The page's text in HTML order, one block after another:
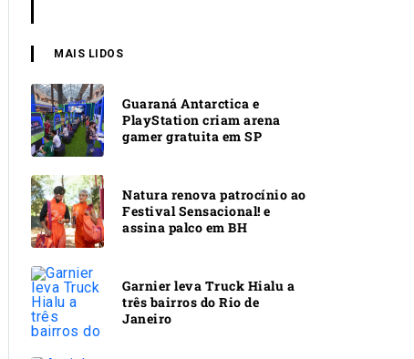
MAIS LIDOS
Guaraná Antarctica e
PlayStation criam arena
gamer gratuita em SP
Natura renova patrocínio ao
Festival Sensacional! e
assina palco em BH
Garnier leva Truck Hialu a
três bairros do Rio de
Janeiro